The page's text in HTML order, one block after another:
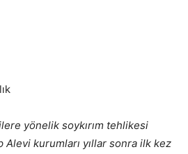
yönelik soykırım tehlikesi
Alevi kurumları yıllar sonra ilk kez